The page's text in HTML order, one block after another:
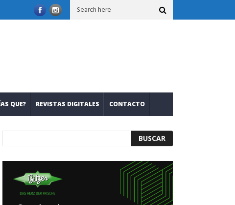
con nuevos refrigerantes Leslie Mariana Salcedo: romper
QUE? REVISTAS DIGITALES CONTACTO